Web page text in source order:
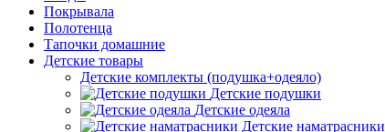
Покрывала
Полотенца
Тапочки домашние
Детские товары
Детские комплекты (подушка+одеяло)
Детские подушки
Детские одеяла
Детские наматрасники